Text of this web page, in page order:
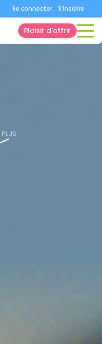
la page horaires.
Se connecter S'inscrire
Plaisir d'offrir